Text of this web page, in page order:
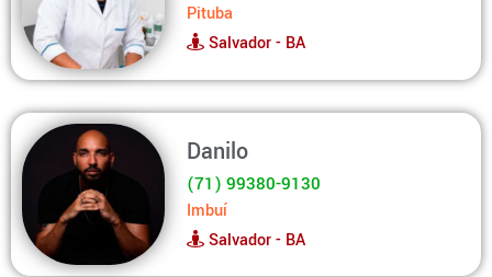
Pituba
Salvador - BA
Danilo
(71) 99380-9130
Imbuí
Salvador - BA